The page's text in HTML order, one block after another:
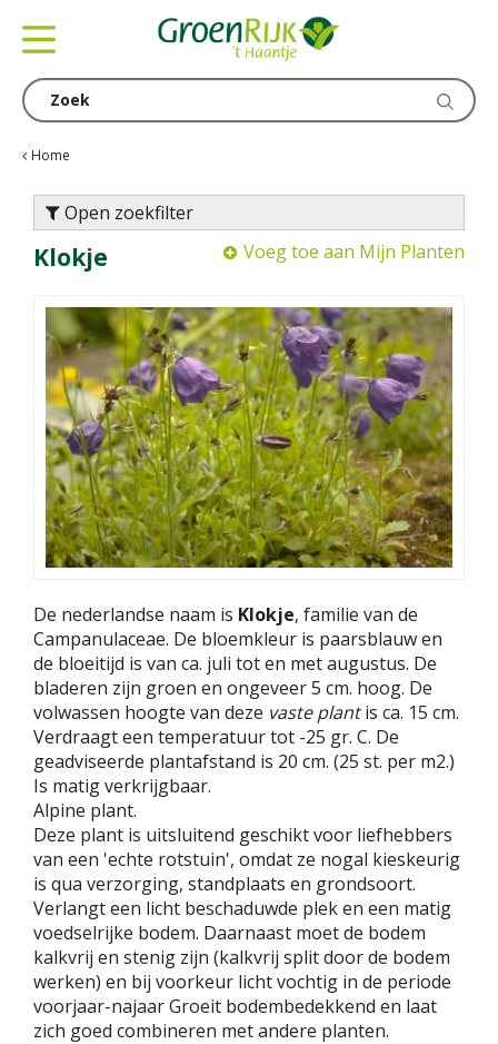
Home
Open zoekfilter
Klokje Voeg toe aan Mijn Planten
De nederlandse naam is Klokje, familie van de
Campanulaceae. De bloemkleur is paarsblauw en
de bloeitijd is van ca. juli tot en met augustus. De
bladeren zijn groen en ongeveer 5 cm. hoog. De
volwassen hoogte van deze vaste plantis ca. 15 cm.
Verdraagt een temperatuur tot -25 gr. C. De
geadviseerde plantafstand is 20 cm. (25 st. per m2.)
Is matig verkrijgbaar.
Alpine plant.
Deze plant is uitsluitend geschikt voor liefhebbers
van een 'echte rotstuin', omdat ze nogal kieskeurig
is qua verzorging, standplaats en grondsoort.
Verlangt een licht beschaduwde plek en een matig
voedselrijke bodem. Daarnaast moet de bodem
kalkvrij en stenig zijn (kalkvrij split door de bodem
werken) en bij voorkeur licht vochtig in de periode
voorjaar-najaar Groeit bodembedekkend en laat
zich goed combineren met andere planten.